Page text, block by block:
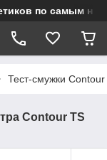
по самым
Тест-смужки Contour
Contour TS